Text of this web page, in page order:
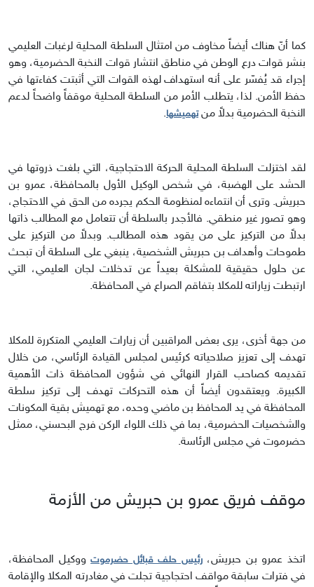
كما أنّ هناك أيضاً مخاوف من امتثال السلطة المحلية لرغبات العليمي
بنشر قوات درع الوطن في مناطق انتشار قوات النخبة الحضرمية، وهو
إجراء قد يُفسّر على أنه استهداف لهذه القوات التي أثبتت كفاءتها في
حفظ الأمن. لذا، يتطلب الأمر من السلطة المحلية موقفاً واضحاً لدعم
النخبة الحضرمية بدلاً منتهميشها.
لقد اختزلت السلطة المحلية الحركة الاحتجاجية، التي بلغت ذروتها في
الحشد على الهضبة، في شخص الوكيل الأول بالمحافظة، عمرو بن
حبريش. وترى أن انتماءه لمنظومة الحكم يجرده من الحق في الاحتجاج،
وهو تصور غير منطقي. فالأجدر بالسلطة أن تتعامل مع المطالب ذاتها
بدلاً من التركيز على من يقود هذه المطالب. وبدلاً من التركيز على
طموحات وأهداف بن حبريش الشخصية، ينبغي على السلطة أن تبحث
عن حلول حقيقية للمشكلة بعيداً عن تدخلات لجان العليمي، التي
ارتبطت زياراته للمكلا بتفاقم الصراع في المحافظة.
من جهة أخرى، يرى بعض المراقبين أن زيارات العليمي المتكررة للمكلا
تهدف إلى تعزيز صلاحياته كرئيس لمجلس القيادة الرئاسي، من خلال
تقديمه كصاحب القرار النهائي في شؤون المحافظة ذات الأهمية
الكبيرة. ويعتقدون أيضاً أن هذه التحركات تهدف إلى تركيز سلطة
المحافظة في يد المحافظ بن ماضي وحده، مع تهميش بقية المكونات
والشخصيات الحضرمية، بما في ذلك اللواء الركن فرج البحسني، ممثل
حضرموت في مجلس الرئاسة.
موقف فريق عمرو بن حبريش من الأزمة
اتخذ عمرو بن حبريش،رئيس حلف قبائل حضرموتووكيل المحافظة،
في فترات سابقة مواقف احتجاجية تجلت في مغادرته المكلا والإقامة